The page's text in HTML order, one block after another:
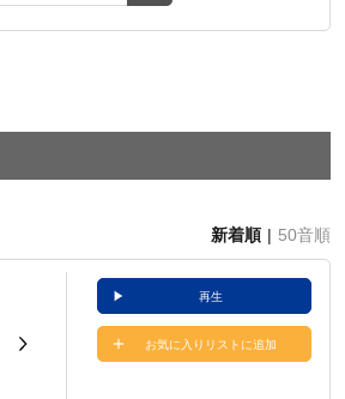
新着順 50音順
再生
お気に入りリストに追加